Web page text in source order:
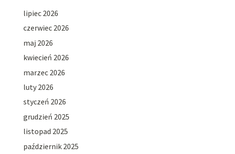
lipiec 2026
czerwiec 2026
maj 2026
kwiecień 2026
marzec 2026
luty 2026
styczeń 2026
grudzień 2025
listopad 2025
październik 2025